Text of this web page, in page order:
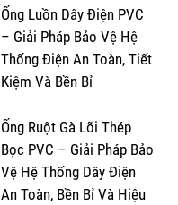
Ống Luồn Dây Điện PVC
– Giải Pháp Bảo Vệ Hệ
Thống Điện An Toàn, Tiết
Kiệm Và Bền Bỉ
Ống Ruột Gà Lõi Thép
Bọc PVC – Giải Pháp Bảo
Vệ Hệ Thống Dây Điện
An Toàn, Bền Bỉ Và Hiệu